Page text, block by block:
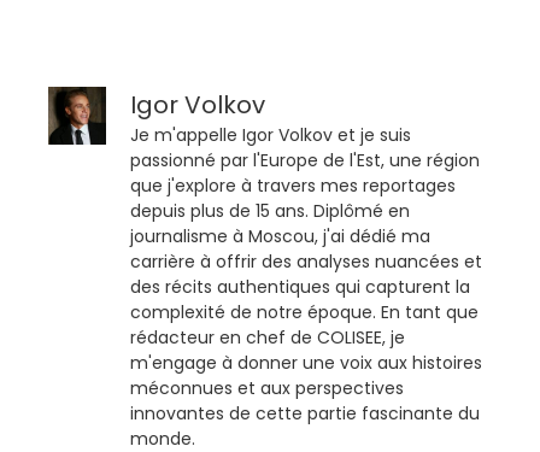
Igor Volkov
Je m'appelle Igor Volkov et je suis
passionné par l'Europe de l'Est, une région
que j'explore à travers mes reportages
depuis plus de 15 ans. Diplômé en
journalisme à Moscou, j'ai dédié ma
carrière à offrir des analyses nuancées et
des récits authentiques qui capturent la
complexité de notre époque. En tant que
rédacteur en chef de COLISEE, je
m'engage à donner une voix aux histoires
méconnues et aux perspectives
innovantes de cette partie fascinante du
monde.